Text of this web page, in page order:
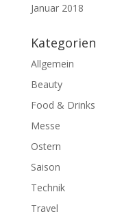
Januar 2018
Kategorien
Allgemein
Beauty
Food & Drinks
Messe
Ostern
Saison
Technik
Travel